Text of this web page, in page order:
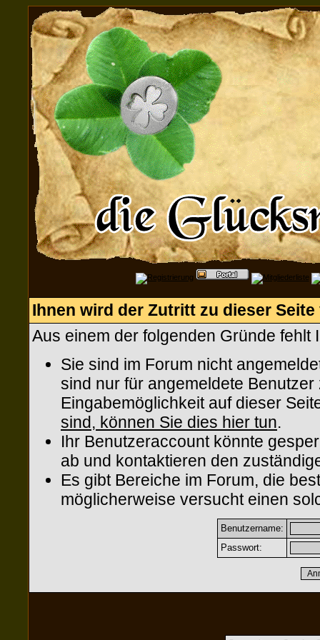
Ihnen wird der Zutritt zu dieser
Aus einem der folgenden Gründe
Sie sind im Forum nicht
sind nur für angemeldete
Eingabemöglichkeit auf dieser
sind, können Sie dies hier tun.
Ihr Benutzeraccount könnte
ab und kontaktieren den
Es gibt Bereiche im Forum, die
möglicherweise versucht einen
Benutzername:
Passwort: